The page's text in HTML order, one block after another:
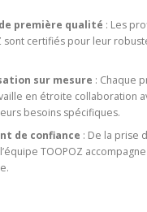
première qualité : Les
sont certifiés pour leur
sur mesure : Chaque
en étroite collaboration
besoins spécifiques.
de confiance : De la prise
TOOPOZ